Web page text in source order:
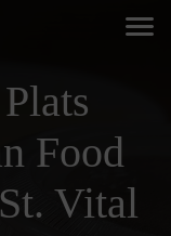
Food
Vital